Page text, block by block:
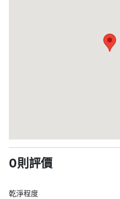
0則評價
乾淨程度